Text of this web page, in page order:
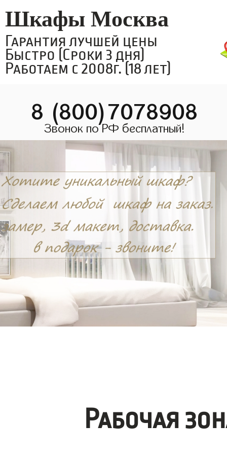
Шкафы Москва
Гарантия лучшей цены
Быстро (Сроки 3 дня)
Работаем с 2008г. (18 лет)
8 (800)7078908
Звонок по РФ бесплатный!
Рабочая